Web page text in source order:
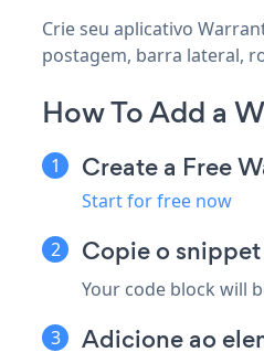
Crie seu aplicativo
postagem, barra lateral,
How To Add a
Create a Free
Start for free now
Copie o
Your code block will
Adicione ao